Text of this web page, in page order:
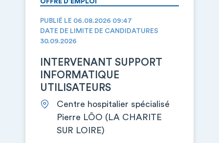
OFFRE D’EMPLOI
PUBLIÉ LE 06.08.2026 09:47
DATE DE LIMITE DE CANDIDATURES
30.09.2026
INTERVENANT SUPPORT
INFORMATIQUE
UTILISATEURS
Centre hospitalier spécialisé
Pierre LÔO (LA CHARITE
SUR LOIRE)